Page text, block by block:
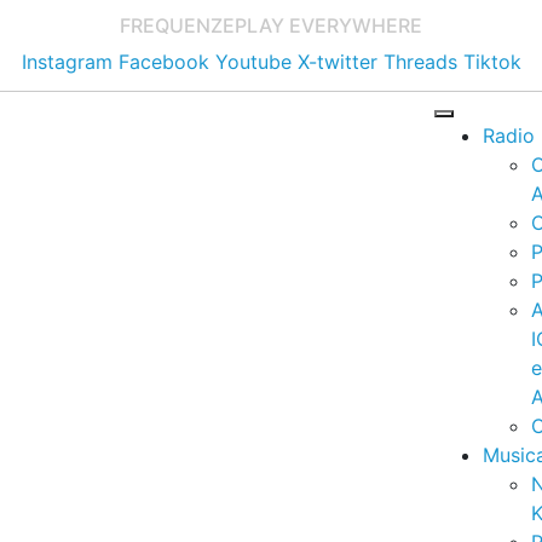
FREQUENZEPLAY EVERYWHERE
Instagram Facebook Youtube X-twitter Threads Tiktok
Radio
e